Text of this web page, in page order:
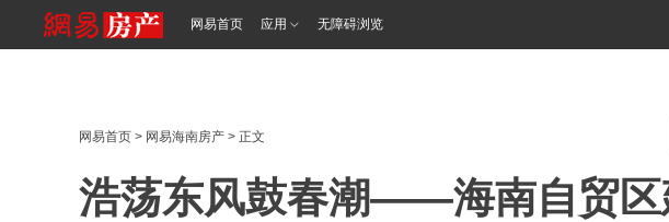
网易首页 应用 无障碍浏览
网易首页 > 网易海南房产 > 正文
浩荡东风鼓春潮——海南自贸区